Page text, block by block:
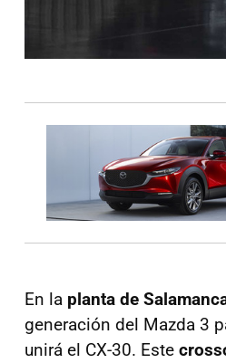
En la planta de
generación del Mazda 3
unirá el CX-30. Este